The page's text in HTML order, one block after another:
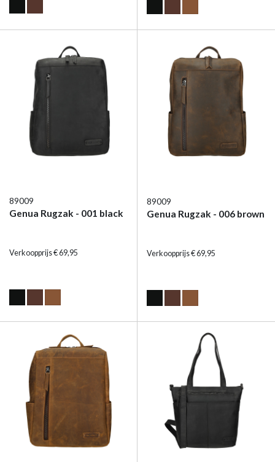
89009
Genua Rugzak - 001 black
Verkoopprijs € 69,95
89009
Genua Rugzak - 006 brown
Verkoopprijs € 69,95